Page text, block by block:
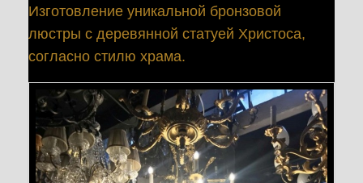
Изготовление уникальной бронзовой
люстры с деревянной статуей Христоса,
согласно стилю храма.